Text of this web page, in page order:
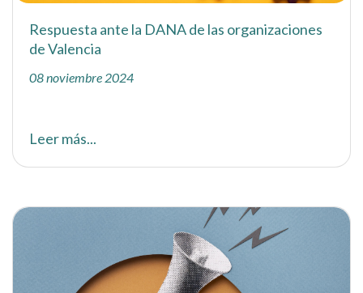
Respuesta ante la DANA de las organizaciones
de Valencia
08 noviembre 2024
Leer más...